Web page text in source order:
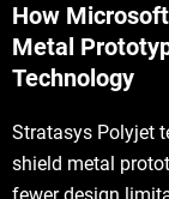
How
Metal
Technology
Stratasys Polyjet
shield metal